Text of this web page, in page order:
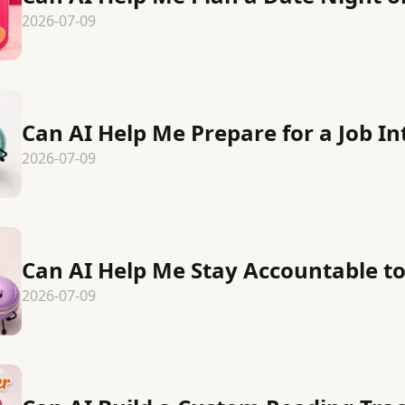
2026-07-09
Can AI Help Me Prepare for a Job
2026-07-09
Can AI Help Me Stay Accountable
2026-07-09